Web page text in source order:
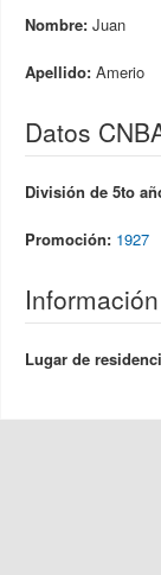
Nombre: Juan
Apellido: Amerio
Datos
División de 5to
Promoción: 1927
Lugar de